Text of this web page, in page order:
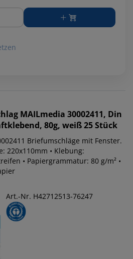
MAILmedia 30002411, Din
80g, weiß 25 Stück
Briefumschläge mit Fenster.
220x110mm • Klebung:
• Papiergrammatur: 80 g/m² •
Art.-Nr. H42712513-76247